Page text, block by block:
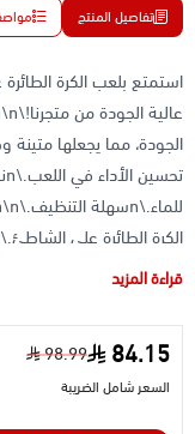
تفاصيل المنتج
استمتع بلعب الكرة
اليوم واستمتع بتجربة
قراءة المزيد
84.15
98.99
السعر شامل الضريبة